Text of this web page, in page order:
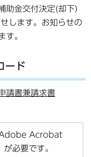
助金交付決定(却下)
します。お知らせの
す。
ード
請書兼請求書
Adobe Acrobat
必要です。